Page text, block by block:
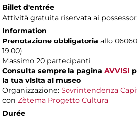
Billet d'entrée
Attività gratuita riservata ai
Information
Prenotazione obbligatoria allo
19.00)
Massimo 20 partecipanti
Consulta sempre la pagina AVVISI
la tua visita al museo
Organizzazione: Sovrintendenza
con Zètema Progetto Cultura
Durée